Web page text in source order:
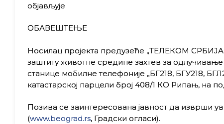
објављује
ОБАВЕШТЕЊЕ
Носилац пројекта предузеће „ТЕЛЕКОМ
заштиту животне средине захтев за
станице мобилне телефоније „БГ218, БГУ218,
катастарској парцели број 408/1 КО Рипањ, на
Позива се заинтересована јавност да изврши
(www.beograd.rs, Градски огласи).